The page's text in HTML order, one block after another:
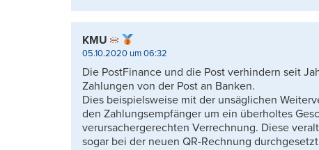
KMU
05.10.2020 um 06:32
Die PostFinance und die Post verhindern seit
Zahlungen von der Post an Banken.
Dies beispielsweise mit der unsäglichen
den Zahlungsempfänger um ein überholtes
verursachergerechten Verrechnung. Diese
sogar bei der neuen QR-Rechnung